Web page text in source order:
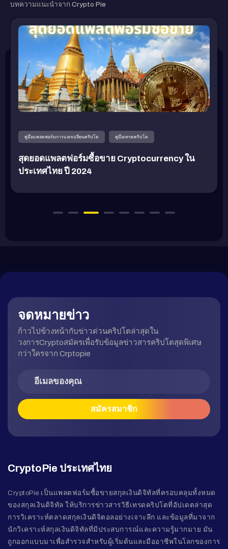
บทความแนะนำจาก Crypto Pie
คู่มือแพลตฟอร์มการแลกเปลี่ยนคริปโต คู่มือเทรดคริปโต
สุดยอดแพลตฟอร์มซื้อขาย Cryptocurrency ใน
ประเทศไทย ปี 2024
จดหมายข่าว
ก้าวไปข้างหน้ากับข่าวด่วนคริปโตล่าสุดใน
วงการCryptoสมัครเพื่อรับข้อมูลข่าวสารคริปโตสุดพิเศษ
กว่าใครจาก Crptopie
CryptoPie ประเทศไทย
CryptoPie เป็นแพลตฟอร์มซื้อขายสกุลเงินดิจิทัลที่ครอบคลุมทั้งหมด
ของสกุลเงินดิจิทัล ให้บริการข่าวสารวิธีเทรดคริปโตที่อัปเดตล่าสุด
การวิเคราะห์ตลาดสกุลเงินดิจิตอลอย่างเจาะลึก และข้อมูลที่มาจาก
นักวิเคราะห์สกุลเงินดิจิทัลที่มีประสบการณ์และความรู้มากมาย มัน
ถูกออกแบบมาเพื่อสำรวจสำหรับผู้เริ่มต้นและมืออาชีพในโลกของการ